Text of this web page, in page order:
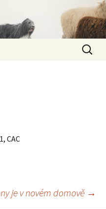
CAC
je v novém domově →